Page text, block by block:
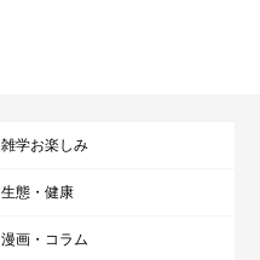
雑学お楽しみ
生態・健康
漫画・コラム